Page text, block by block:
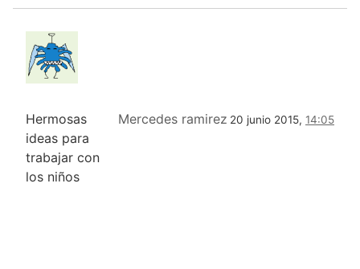
Mercedes ramirez 20 junio 2015, 14:05
Hermosas
ideas para
trabajar con
los niños